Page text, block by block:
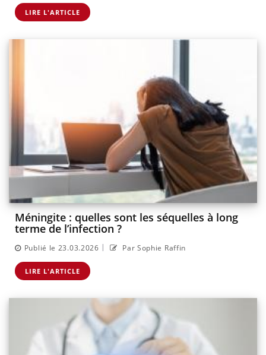
LIRE L'ARTICLE
Méningite : quelles sont les séquelles à long
terme de l’infection ?
Publié le 23.03.2026 | Par Sophie Raffin
LIRE L'ARTICLE